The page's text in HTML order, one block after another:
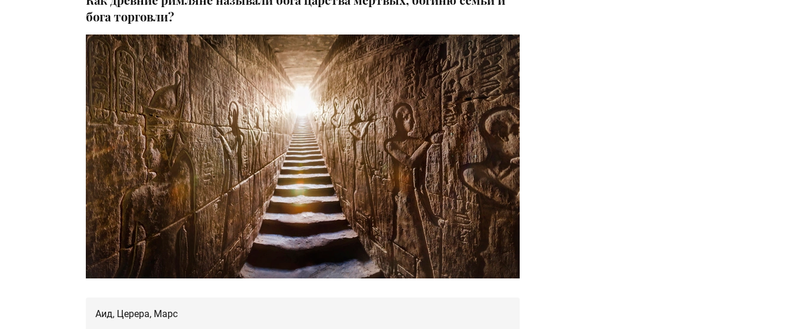
бога торговли?
Аид, Церера, Марс